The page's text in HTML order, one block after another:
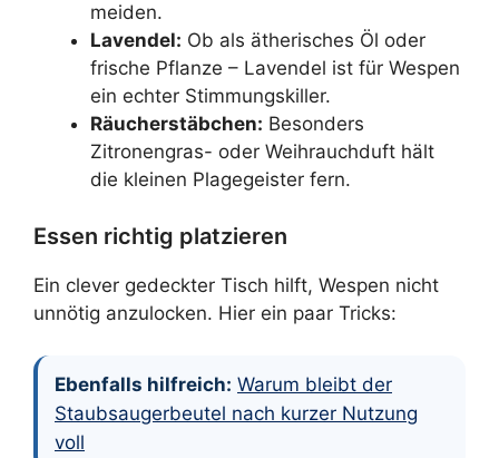
meiden.
Lavendel: Ob als ätherisches Öl oder
frische Pflanze – Lavendel ist für Wespen
ein echter Stimmungskiller.
Räucherstäbchen: Besonders
Zitronengras- oder Weihrauchduft hält
die kleinen Plagegeister fern.
Essen richtig platzieren
Ein clever gedeckter Tisch hilft, Wespen nicht
unnötig anzulocken. Hier ein paar Tricks:
Ebenfalls hilfreich: Warum bleibt der
Staubsaugerbeutel nach kurzer Nutzung
voll